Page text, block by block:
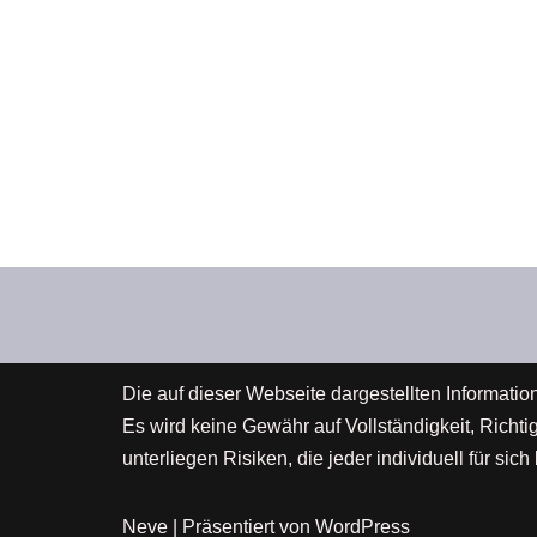
Die auf dieser Webseite dargestellten
Es wird keine Gewähr auf Vollständigkeit,
unterliegen Risiken, die jeder individuell für
Neve | Präsentiert von WordPress